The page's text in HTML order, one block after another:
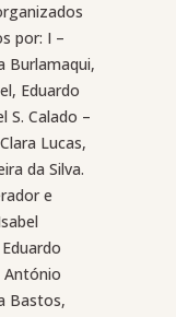
por: I –
Burlamaqui,
Eduardo
S. Calado –
Lucas,
da Silva.
e
António
Bastos,